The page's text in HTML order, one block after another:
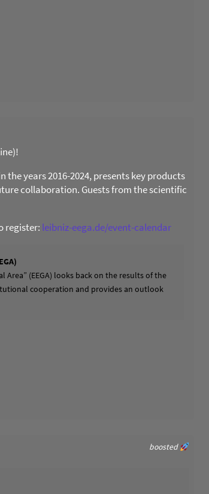
the years 2016-2024, presents key products
collaboration. Guests from the scientific
register: leibniz-eega.de/event-calendar
Area” (EEGA) looks back on the results of the
cooperation and provides an outlook
boosted